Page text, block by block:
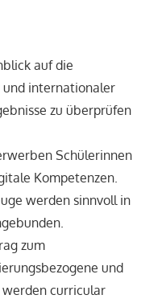
auf die
und internationaler
zu überprüfen
Schülerinnen
Kompetenzen.
werden sinnvoll in
zum
und
curricular